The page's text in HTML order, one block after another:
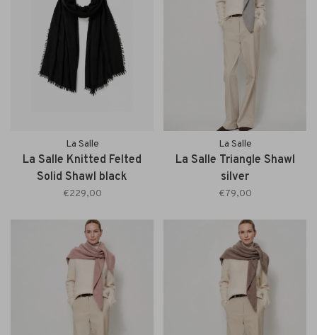
La Salle
La Salle Knitted Felted
Solid Shawl black
€229,00
La Salle
La Salle Triangle Shawl
silver
€79,00